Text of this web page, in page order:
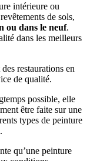
intérieure ou
de sols,
ou dans le neuf.
dans les meilleurs
restaurations en
de qualité.
possible, elle
être faite sur une
types de peinture
qu’une peinture